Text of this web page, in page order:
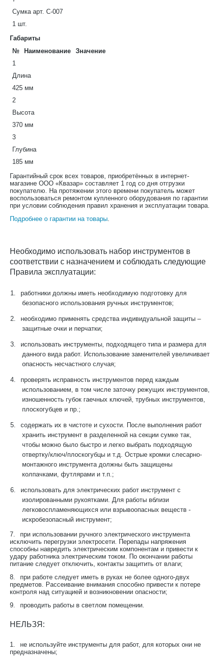
Сумка арт. С-007
1 шт.
Габариты
№
Наименование
Значение
1
Длина
425 мм
2
Высота
370 мм
3
Глубина
185 мм
Гарантийный срок всех товаров, приобретённых в интернет-
магазине ООО «Квазар» составляет 1 год со дня отгрузки
покупателю. На протяжении этого времени покупатель может
воспользоваться ремонтом купленного оборудования по гарантии
при условии соблюдения правил хранения и эксплуатации товара.
Подробнее о гарантии на товары.
Необходимо использовать набор инструментов в
соответствии с назначением и соблюдать следующие
Правила эксплуатации:
1.
работники должны иметь необходимую подготовку для
безопасного использования ручных инструментов;
2.
необходимо применять средства индивидуальной защиты –
защитные очки и перчатки;
3.
использовать инструменты, подходящего типа и размера для
данного вида работ. Использование заменителей увеличивает
опасность несчастного случая;
4.
проверять исправность инструментов перед каждым
использованием, в том числе заточку режущих инструментов,
изношенность губок гаечных ключей, трубных инструментов,
плоскогубцев и пр.;
5.
содержать их в чистоте и сухости. После выполнения работ
хранить инструмент в разделенной на секции сумке так,
чтобы можно было быстро и легко выбрать подходящую
отвертку/ключ/плоскогубцы и т.д. Острые кромки слесарно-
монтажного инструмента должны быть защищены
колпачками, футлярами и т.п.;
6.
использовать для электрических работ инструмент с
изолированными рукоятками. Для работы вблизи
легковоспламеняющихся или взрывоопасных веществ -
искробезопасный инструмент;
7.
при использовании ручного электрического инструмента
исключить перегрузки электросети. Перепады напряжения
способны навредить электрическим компонентам и привести к
удару работника электрическим током. По окончании работы
питание следует отключить, контакты защитить от влаги;
8.
при работе следует иметь в руках не более одного-двух
предметов. Рассеивание внимания способно привести к потере
контроля над ситуацией и возникновении опасности;
9.
проводить работы в светлом помещении.
НЕЛЬЗЯ:
1.
не используйте инструменты для работ, для которых они не
предназначены;